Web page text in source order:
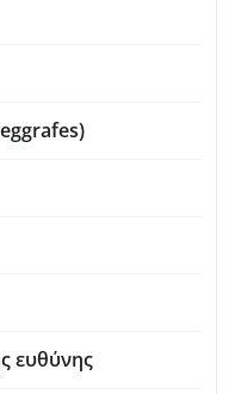
ευθύνης